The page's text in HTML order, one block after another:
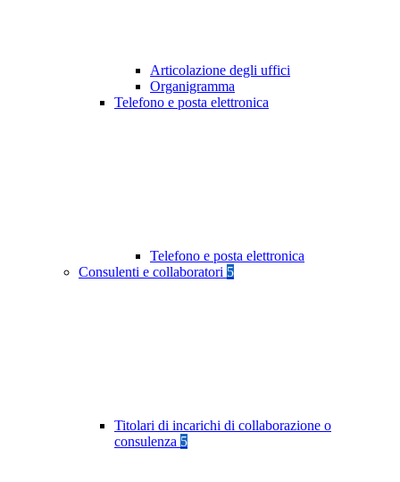
Articolazione degli uffici
Organigramma
Telefono e posta elettronica
Telefono e posta elettronica
Consulenti e collaboratori 5
Titolari di incarichi di collaborazione o
consulenza 5